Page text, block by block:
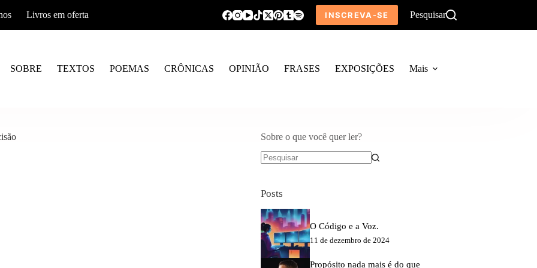
Livros em oferta INSCREVA-SE Pesquisar
SOBRE TEXTOS POEMAS CRÔNICAS OPINIÃO FRASES EXPOSIÇÕES Mais
Sobre o que você quer ler?
Posts
O Código e a Voz.
11 de dezembro de 2024
Propósito nada mais é do que